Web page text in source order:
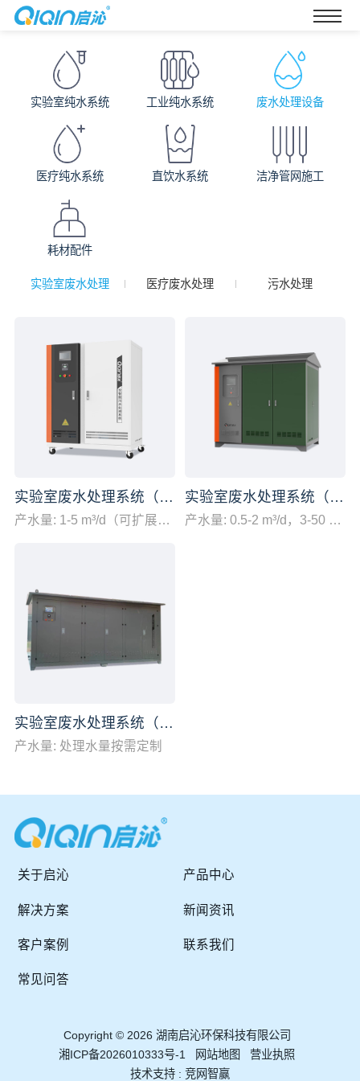
实验室纯水系统 工业纯水系统 废水处理设备
医疗纯水系统 直饮水系统 洁净管网施工
耗材配件
实验室废水处理 医疗废水处理 污水处理
实验室废水处理系统（室内型）
产水量: 1-5 m³/d（可扩展处理水量）
实验室废水处理系统（室外型）
产水量: 0.5-2 m³/d，3-50 m³/d，可扩展处理水量
实验室废水处理系统（室外型）
产水量: 处理水量按需定制
关于启沁 产品中心
解决方案 新闻资讯
客户案例 联系我们
常见问答
Copyright © 2026 湖南启沁环保科技有限公司
湘ICP备2026010333号-1
网站地图
营业执照
技术支持 : 竞网智赢